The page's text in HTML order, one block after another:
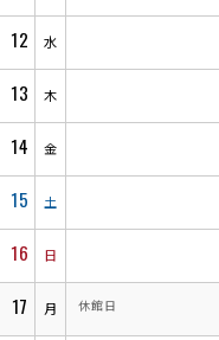
12 水
13 木
14 金
15 土
16 日
17 月 休館日